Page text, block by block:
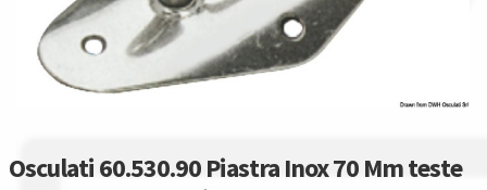
Acquisti in rete pubblica amministrazione
Assicurazione integrativa Garanzia3
Diritto di recesso
Osculati 60.530.90 Piastra Inox 70 Mm teste